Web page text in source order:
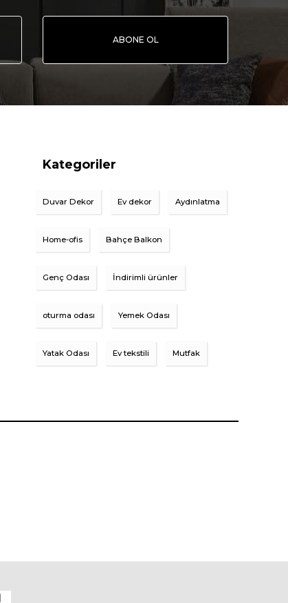
ABONE OL
Kategoriler
Duvar Dekor Ev dekor Aydınlatma
Home-ofis Bahçe Balkon
Genç Odası İndirimli ürünler
oturma odası Yemek Odası
Yatak Odası Ev tekstili Mutfak